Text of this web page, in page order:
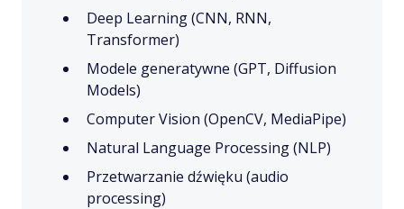
Deep Learning (CNN, RNN,
Transformer)
Modele generatywne (GPT, Diffusion
Models)
Computer Vision (OpenCV, MediaPipe)
Natural Language Processing (NLP)
Przetwarzanie dźwięku (audio
processing)